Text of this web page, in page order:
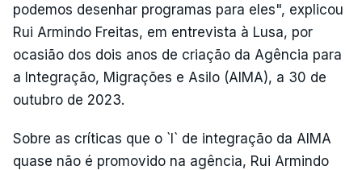
podemos desenhar programas para eles", explicou
Rui Armindo Freitas, em entrevista à Lusa, por
ocasião dos dois anos de criação da Agência para
a Integração, Migrações e Asilo (AIMA), a 30 de
outubro de 2023.
Sobre as críticas que o `I` de integração da AIMA
quase não é promovido na agência, Rui Armindo